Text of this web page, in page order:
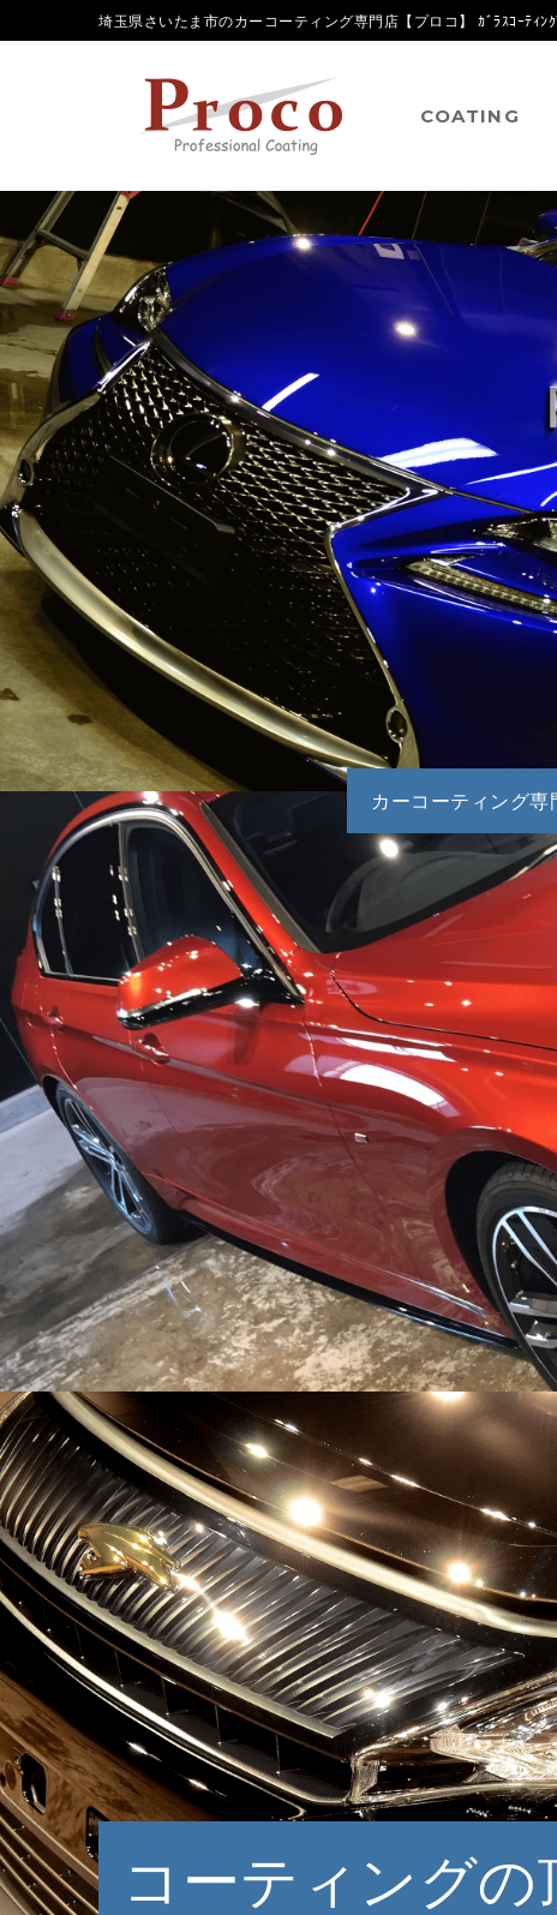
埼玉県さいたま市のカーコーティング専門店【プロコ】 ｶﾞﾗｽｺｰﾃｨ
COATING
カーコーティング
代車無料
お見積もりも無料です。
コーティングの